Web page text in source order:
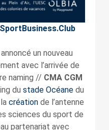
SportBusiness.Club
un nouveau
avec l’arrivée de
naming // CMA CGM
du stade Océanedu
créationde l’antenne
sciences du sport de
partenariat avec